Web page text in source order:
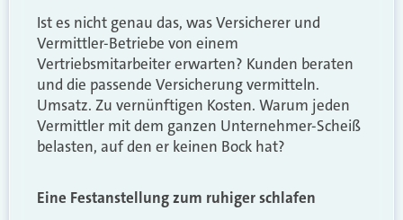
Ist es nicht genau das, was Versicherer und
Vermittler-Betriebe von einem
Vertriebsmitarbeiter erwarten? Kunden beraten
und die passende Versicherung vermitteln.
Umsatz. Zu vernünftigen Kosten. Warum jeden
Vermittler mit dem ganzen Unternehmer-Scheiß
belasten, auf den er keinen Bock hat?
Eine Festanstellung zum ruhiger schlafen